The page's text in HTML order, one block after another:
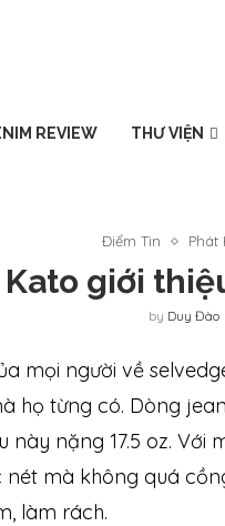
REVIEW THƯ VIỆN
Điểm Tin Phát
giới
by Duy Đào
mọi người về
từng có. Dòng jean
nặng 17.5 oz. Với
mà không quá
làm rách.